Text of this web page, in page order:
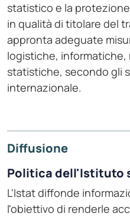
statistico e la
in qualità di titolare del
appronta adeguate
logistiche,
statistiche, secondo gli
internazionale.
Diffusione
Politica dell'Istituto
L'Istat diffonde
l'obiettivo di renderle